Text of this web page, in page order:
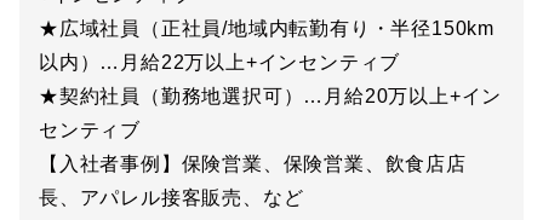
★広域社員（正社員/地域内転勤有り・半径150km
以内）…月給22万以上+インセンティブ
★契約社員（勤務地選択可）…月給20万以上+イン
センティブ
【入社者事例】保険営業、保険営業、飲食店店
長、アパレル接客販売、など